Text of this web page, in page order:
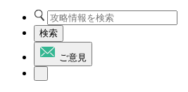
検索
ご意見